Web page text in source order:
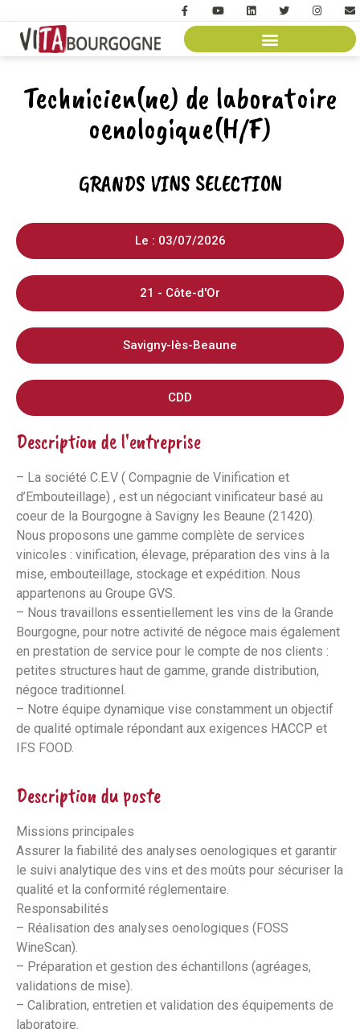
Technicien(ne) de laboratoire
oenologique(H/F)
GRANDS VINS SELECTION
Le : 03/07/2026
21 - Côte-d'Or
Savigny-lès-Beaune
CDD
Description de l'entreprise
– La société C.E.V ( Compagnie de Vinification et
d’Embouteillage) , est un négociant vinificateur basé au
coeur de la Bourgogne à Savigny les Beaune (21420).
Nous proposons une gamme complète de services
vinicoles : vinification, élevage, préparation des vins à la
mise, embouteillage, stockage et expédition. Nous
appartenons au Groupe GVS.
– Nous travaillons essentiellement les vins de la Grande
Bourgogne, pour notre activité de négoce mais également
en prestation de service pour le compte de nos clients :
petites structures haut de gamme, grande distribution,
négoce traditionnel.
– Notre équipe dynamique vise constamment un objectif
de qualité optimale répondant aux exigences HACCP et
IFS FOOD.
Description du poste
Missions principales
Assurer la fiabilité des analyses oenologiques et garantir
le suivi analytique des vins et des moûts pour sécuriser la
qualité et la conformité réglementaire.
Responsabilités
– Réalisation des analyses oenologiques (FOSS
WineScan).
– Préparation et gestion des échantillons (agréages,
validations de mise).
– Calibration, entretien et validation des équipements de
laboratoire.